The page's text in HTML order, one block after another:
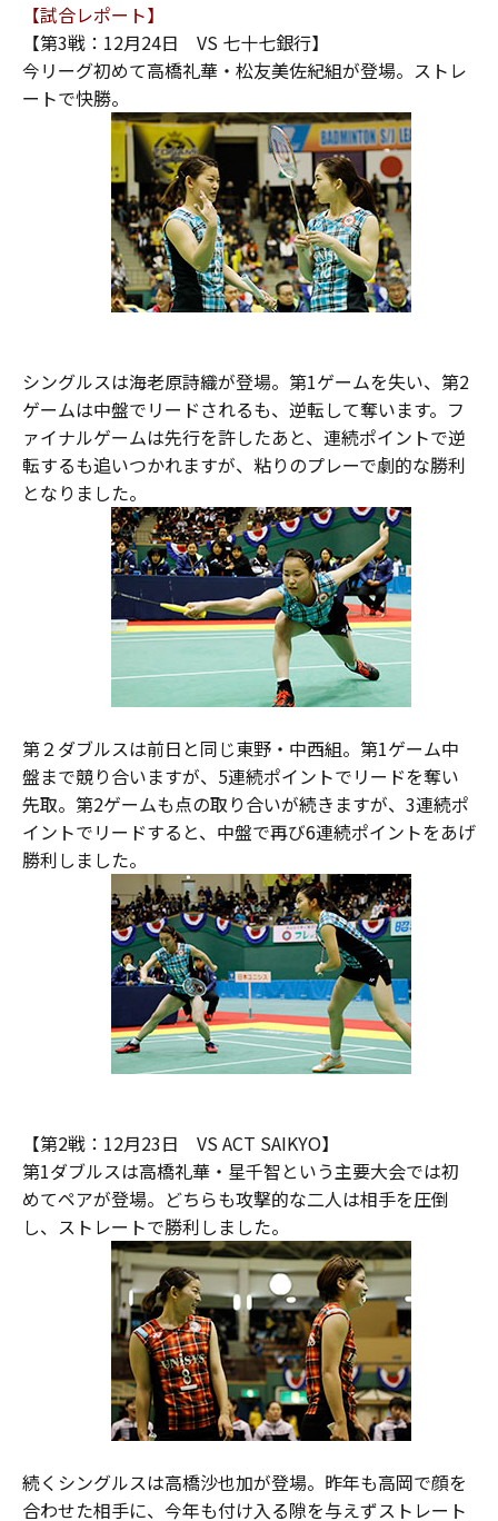
【試合レポート】
【第3戦：12月24日 VS 七十七銀行】
今リーグ初めて高橋礼華・松友美佐紀組が登場。ストレ
ートで快勝。
シングルスは海老原詩織が登場。第1ゲームを失い、第2
ゲームは中盤でリードされるも、逆転して奪います。フ
ァイナルゲームは先行を許したあと、連続ポイントで逆
転するも追いつかれますが、粘りのプレーで劇的な勝利
となりました。
第２ダブルスは前日と同じ東野・中西組。第1ゲーム中
盤まで競り合いますが、5連続ポイントでリードを奪い
先取。第2ゲームも点の取り合いが続きますが、3連続ポ
イントでリードすると、中盤で再び6連続ポイントをあげ
勝利しました。
【第2戦：12月23日 VS ACT SAIKYO】
第1ダブルスは高橋礼華・星千智という主要大会では初
めてペアが登場。どちらも攻撃的な二人は相手を圧倒
し、ストレートで勝利しました。
続くシングルスは高橋沙也加が登場。昨年も高岡で顔を
合わせた相手に、今年も付け入る隙を与えずストレート